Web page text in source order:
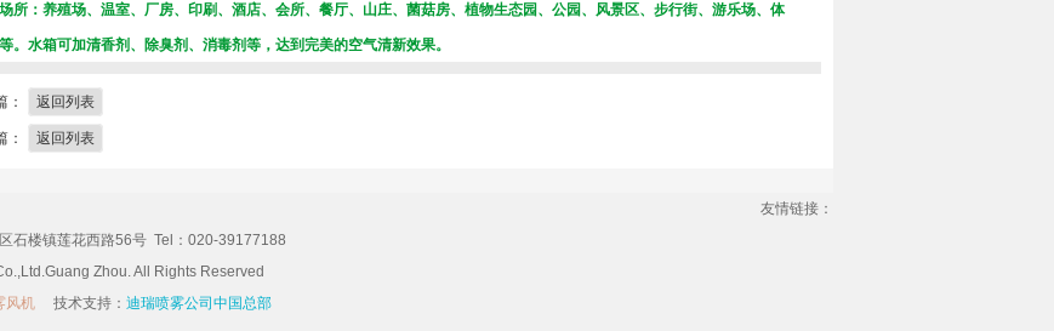
所：养殖场、温室、厂房、印刷、酒店、会所、餐厅、山庄、菌菇房、植物生态园、公园、风景区、步行街、游乐场、体
。水箱可加清香剂、除臭剂、消毒剂等，达到完美的空气清新效果。
： 返回列表
： 返回列表
友情链接：
石楼镇莲花西路56号 Tel：020-39177188
Zhou. All Rights Reserved
风机 技术支持： 迪瑞喷雾公司中国总部